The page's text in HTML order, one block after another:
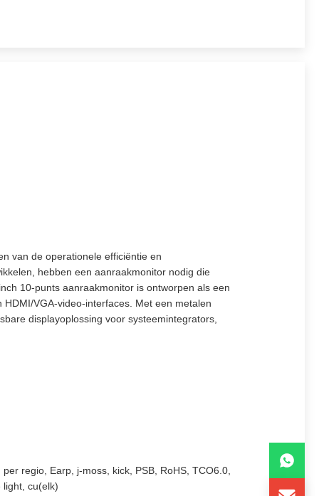
van de operationele efficiëntie en
hebben een aanraakmonitor nodig die
10-punts aanraakmonitor is ontworpen als een
VGA-video-interfaces. Met een metalen
displayoplossing voor systeemintegrators,
regio, Earp, j-moss, kick, PSB, RoHS, TCO6.0,
light, cu(elk)